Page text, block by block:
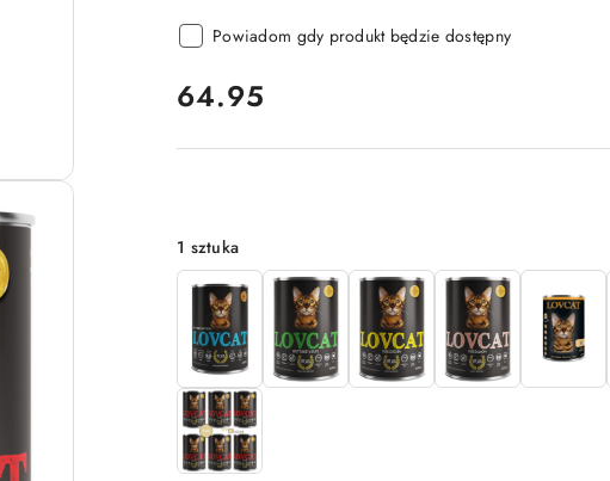
Powiadom gdy produkt będzie dostępny
cena:
64.95
Wariant
1 sztuka